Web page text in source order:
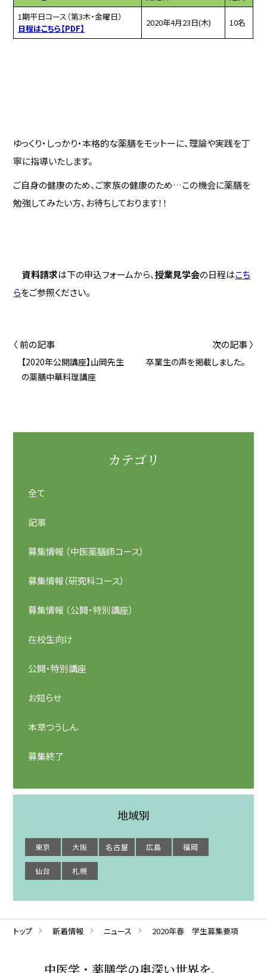
1期平日コース（第3木・金曜日）
日程はこちら【PDF】
2020年4月23日(木) 10名
ゆっくり・しっかり・本格的な薬膳をモットーに、理論や実践を丁
寧に指導いたします。
ご自身の健康のため、ご家族の健康のため…この機会に薬膳を
勉強してみたい方、お待ちしております！！
資料請求は下の申込フォームから、授業見学会の日程はこち
らをご参照ください。
〈 前の記事
【2020年公開講座】山岡先生
の薬膳中華料理講座
次の記事 〉
卒業生の声を掲載しました。
カテゴリ
全て
記事
募集情報 （中医薬膳師コース）
募集情報（研究科コース）
募集情報 （公開・特別講座）
在校生向け
公開・特別講座
お知らせ
本草つうしん
募集終了
地域別
東京 大阪 名古屋 広島 福岡
仙台 札幌
トップ 新着情報 ニュース 2020年春 学生募集要項
中医学・薬膳学の奥深い世界を、